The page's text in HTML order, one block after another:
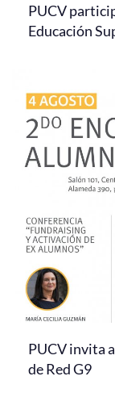
PUCV
Educación
PUCV invita
de Red G9